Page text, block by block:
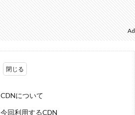
CDNについて
今回利用するCDN